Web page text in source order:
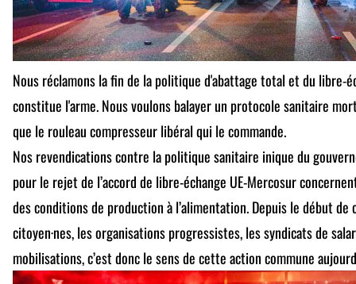
Nous réclamons la fin de la politique d'abattage total et du libre-
constitue l'arme. Nous voulons balayer un protocole sanitaire
que le rouleau compresseur libéral qui le commande.
Nos revendications contre la politique sanitaire inique du
pour le rejet de l’accord de libre-échange UE-Mercosur
des conditions de production à l’alimentation. Depuis le début
citoyen·nes, les organisations progressistes, les syndicats de
mobilisations, c’est donc le sens de cette action commune